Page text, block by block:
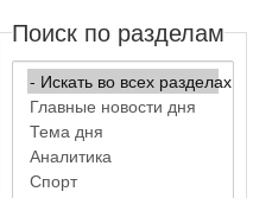
Поиск по разделам